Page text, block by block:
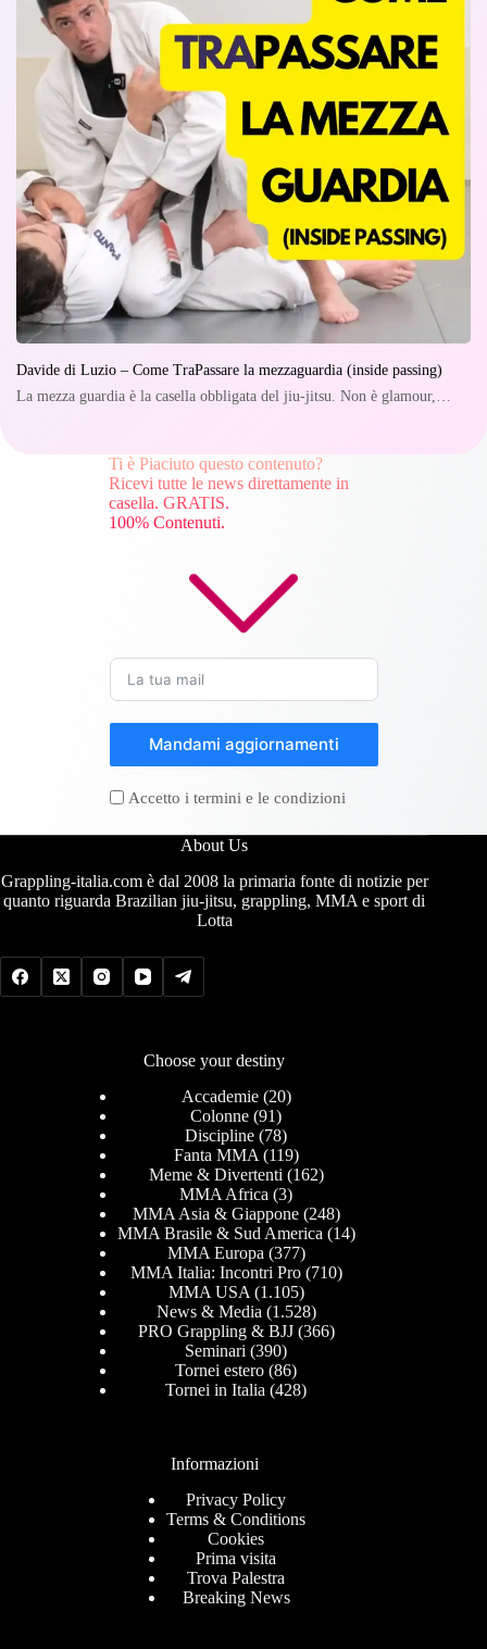
Davide di Luzio – Come TraPassare la mezzaguardia (inside passing)
La mezza guardia è la casella obbligata del jiu-jitsu. Non è glamour,…
Ti è Piaciuto questo contenuto?
Ricevi tutte le news direttamente in
casella. GRATIS.
100% Contenuti.
Mandami aggiornamenti
Accetto i termini e le condizioni
About Us
Grappling-italia.com è dal 2008 la primaria fonte di notizie per
quanto riguarda Brazilian jiu-jitsu, grappling, MMA e sport di
Lotta
Choose your destiny
Accademie(20)
Colonne (91)
Discipline (78)
Fanta MMA (119)
Meme & Divertenti (162)
MMA Africa (3)
MMA Asia & Giappone(248)
MMA Brasile & Sud America (14)
MMA Europa (377)
MMA Italia: Incontri Pro(710)
MMA USA (1.105)
News & Media (1.528)
PRO Grappling & BJJ(366)
Seminari (390)
Tornei estero (86)
Tornei in Italia (428)
Informazioni
Privacy Policy
Terms & Conditions
Cookies
Prima visita
Trova Palestra
Breaking News